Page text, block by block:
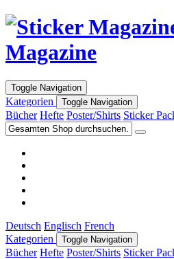
Magazine
Toggle Navigation
Kategorien Toggle Navigation
Bücher Hefte Poster/Shirts Sticker
Deutsch Englisch French
Kategorien
Toggle Navigation
Bücher Hefte Poster/Shirts Sticker